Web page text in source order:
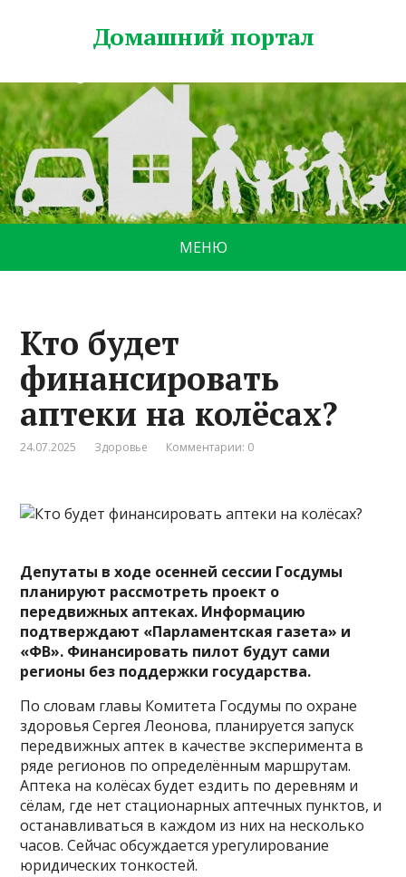
Домашний портал
МЕНЮ
Кто будет
финансировать
аптеки на колёсах?
24.07.2025 Здоровье Комментарии: 0
Депутаты в ходе осенней сессии Госдумы
планируют рассмотреть проект о
передвижных аптеках. Информацию
подтверждают «Парламентская газета» и
«ФВ». Финансировать пилот будут сами
регионы без поддержки государства.
По словам главы Комитета Госдумы по охране
здоровья Сергея Леонова, планируется запуск
передвижных аптек в качестве эксперимента в
ряде регионов по определённым маршрутам.
Аптека на колёсах будет ездить по деревням и
сёлам, где нет стационарных аптечных пунктов, и
останавливаться в каждом из них на несколько
часов. Сейчас обсуждается урегулирование
юридических тонкостей.